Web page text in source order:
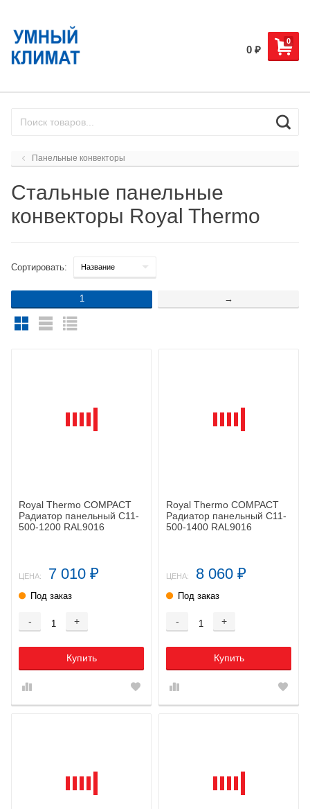
0
0 ₽
Панельные конвекторы
Стальные панельные
конвекторы Royal Thermo
Сортировать:
1 →
Royal Thermo COMPACT
Радиатор панельный C11-
500-1200 RAL9016
ЦЕНА: 7 010 ₽
Под заказ
- +
Купить
Royal Thermo COMPACT
Радиатор панельный C11-
500-1400 RAL9016
ЦЕНА: 8 060 ₽
Под заказ
- +
Купить